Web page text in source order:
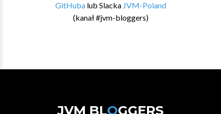
GitHubalub Slacka JVM-Poland
(kanał #jvm-bloggers)
JVM BLOGGERS